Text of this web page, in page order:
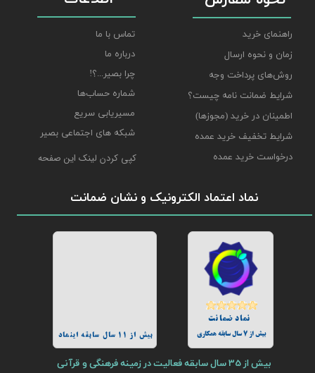
راهنمای خرید
زمان و نحوه ارسال
روش‌های پرداخت وجه
شرایط ضمانت نامه چیست؟
اطمینان در خرید (مجوزها)
شرایط تخفیف خرید عمده
درخواست خرید عمده
نماد اعتماد الکترونیک و نشان ضمانت
بیش از 11 سال سابقه اینماد
بیش از 35 سال سابقه فعالیت در زمینه فرهنگی و قرآنی
بیش از 7 سال سابقه همکاری
تماس با ما
درباره ما
چرا بصیر...؟!
شماره حساب‌ها
مسیریابی سریع
شبکه های اجتماعی بصیر
کپی کردن لینک این صفحه